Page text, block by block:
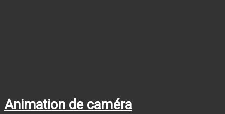
Animation de caméra